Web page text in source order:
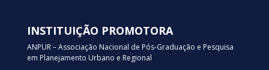
INSTITUIÇÃO PROMOTORA
ANPUR – Associação Nacional de Pós-Graduação e Pesquisa
em Planejamento Urbano e Regional